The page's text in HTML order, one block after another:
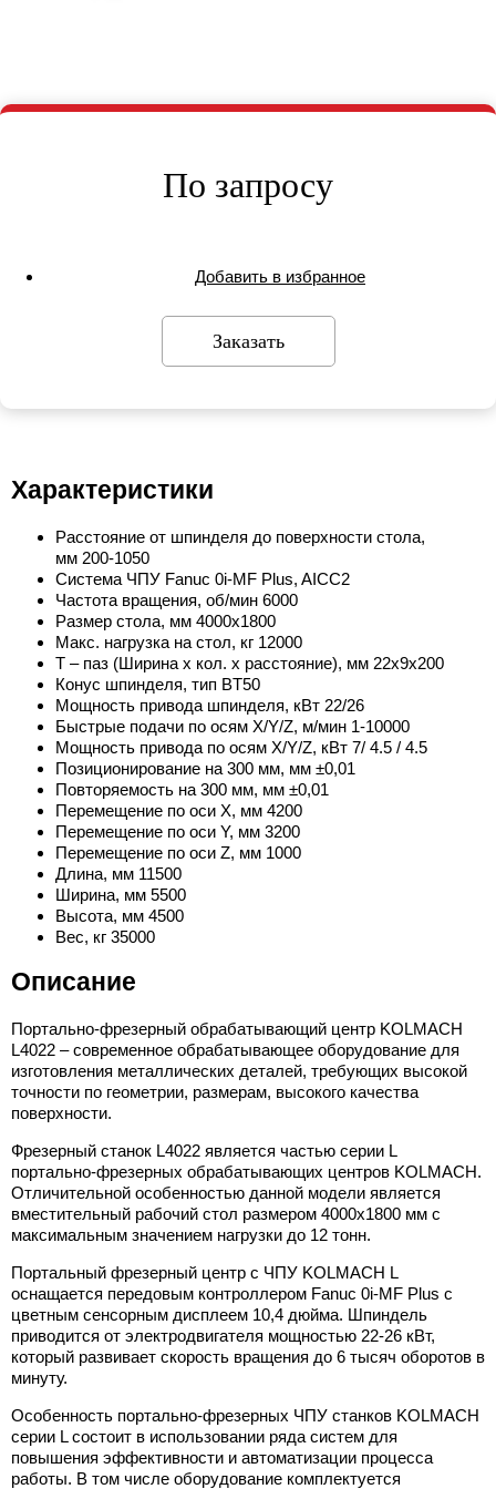
По запросу
Добавить в избранное
Заказать
Характеристики
Расстояние от шпинделя до поверхности стола,
мм 200-1050
Система ЧПУ Fanuc 0i-MF Plus, AICC2
Частота вращения, об/мин 6000
Размер стола, мм 4000x1800
Макс. нагрузка на стол, кг 12000
Т – паз (Ширина х кол. х расстояние), мм 22x9x200
Конус шпинделя, тип BT50
Мощность привода шпинделя, кВт 22/26
Быстрые подачи по осям Х/Y/Z, м/мин 1-10000
Мощность привода по осям Х/Y/Z, кВт 7/ 4.5 / 4.5
Позиционирование на 300 мм, мм ±0,01
Повторяемость на 300 мм, мм ±0,01
Перемещение по оси X, мм 4200
Перемещение по оси Y, мм 3200
Перемещение по оси Z, мм 1000
Длина, мм 11500
Ширина, мм 5500
Высота, мм 4500
Вес, кг 35000
Описание
Портально-фрезерный обрабатывающий центр KOLMACH
L4022 – современное обрабатывающее оборудование для
изготовления металлических деталей, требующих высокой
точности по геометрии, размерам, высокого качества
поверхности.
Фрезерный станок L4022 является частью серии L
портально-фрезерных обрабатывающих центров KOLMACH.
Отличительной особенностью данной модели является
вместительный рабочий стол размером 4000x1800 мм с
максимальным значением нагрузки до 12 тонн.
Портальный фрезерный центр с ЧПУ KOLMACH L
оснащается передовым контроллером Fanuc 0i-MF Plus с
цветным сенсорным дисплеем 10,4 дюйма. Шпиндель
приводится от электродвигателя мощностью 22-26 кВт,
который развивает скорость вращения до 6 тысяч оборотов в
минуту.
Особенность портально-фрезерных ЧПУ станков KOLMACH
серии L состоит в использовании ряда систем для
повышения эффективности и автоматизации процесса
работы. В том числе оборудование комплектуется